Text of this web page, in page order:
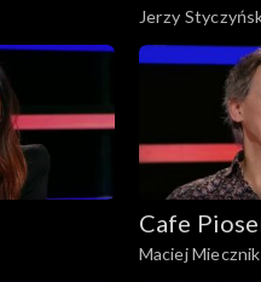
Jerzy
Cafe
Maciej